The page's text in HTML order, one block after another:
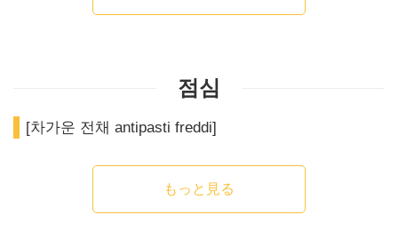
점심
[차가운 전채 antipasti freddi]
もっと見る